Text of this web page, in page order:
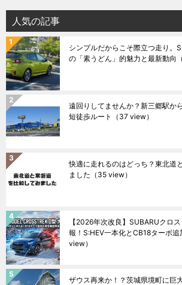
人気の記事
シンプルだからこそ際立つ走り。
の「素うどん」的魅力と最新動向
遠回りしてませんか？新三郷駅か
短徒歩ルート
（37 view）
快適に走れるのはどっち？東北道
ました （35 view）
【2026年次改良】SUBARUクロ
報！S:HEV一本化とCB18ターボ
view）
ザウス再来か！？茨城県境町に巨